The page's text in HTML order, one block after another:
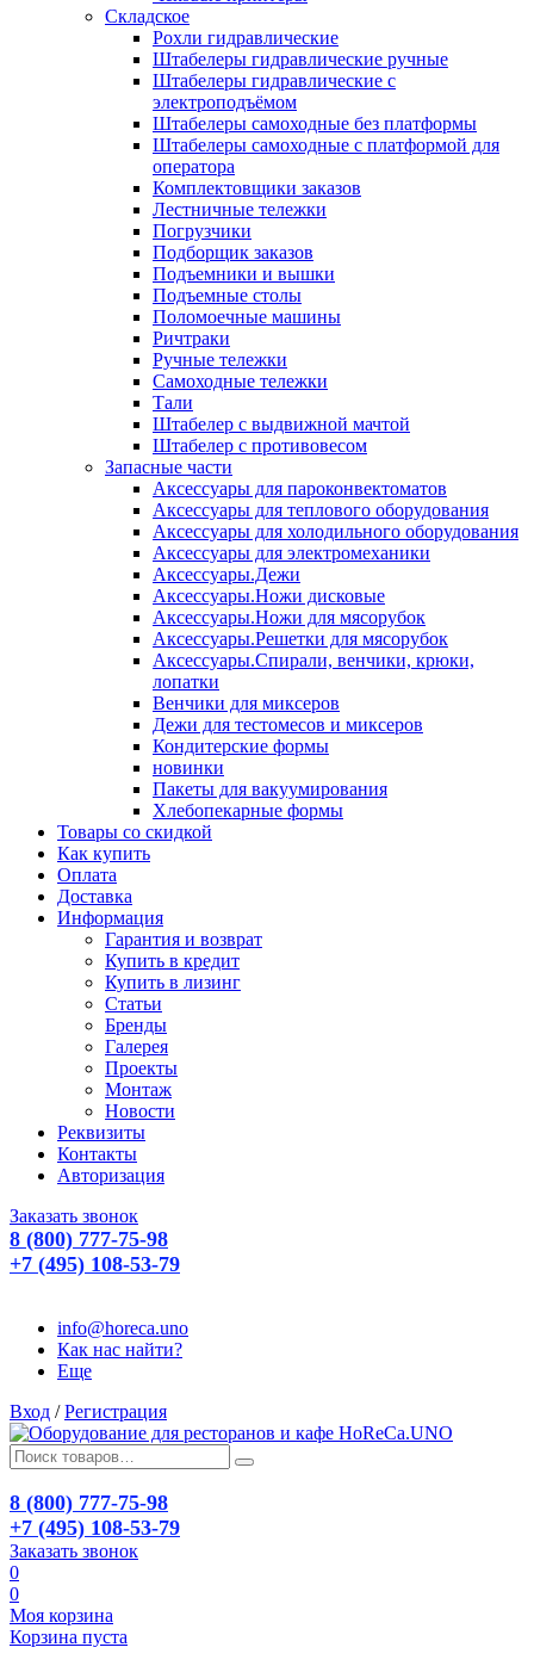
Складское
Рохли гидравлические
Штабелеры гидравлические ручные
Штабелеры гидравлические с
электроподъёмом
Штабелеры самоходные без платформы
Штабелеры самоходные с платформой для
оператора
Комплектовщики заказов
Лестничные тележки
Погрузчики
Подборщик заказов
Подъемники и вышки
Подъемные столы
Поломоечные машины
Ричтраки
Ручные тележки
Самоходные тележки
Тали
Штабелер с выдвижной мачтой
Штабелер с противовесом
Запасные части
Аксессуары для пароконвектоматов
Аксессуары для теплового оборудования
Аксессуары для холодильного оборудования
Аксессуары для электромеханики
Аксессуары.Дежи
Аксессуары.Ножи дисковые
Аксессуары.Ножи для мясорубок
Аксессуары.Решетки для мясорубок
Аксессуары.Спирали, венчики, крюки,
лопатки
Венчики для миксеров
Дежи для тестомесов и миксеров
Кондитерские формы
новинки
Пакеты для вакуумирования
Хлебопекарные формы
Товары со скидкой
Как купить
Оплата
Доставка
Информация
Гарантия и возврат
Купить в кредит
Купить в лизинг
Статьи
Бренды
Галерея
Проекты
Монтаж
Новости
Реквизиты
Контакты
Авторизация
Заказать звонок
8 (800) 777-75-98
+7 (495) 108-53-79
info@horeca.uno
Как нас найти?
Еще
Вход / Регистрация
8 (800) 777-75-98
+7 (495) 108-53-79
Заказать звонок
0
0
Моя корзина
Корзина пуста